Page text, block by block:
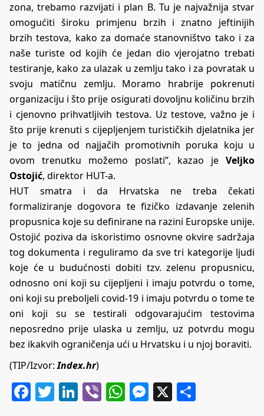
zona, trebamo razvijati i plan B. Tu je najvažnija stvar
omogućiti široku primjenu brzih i znatno jeftinijih
brzih testova, kako za domaće stanovništvo tako i za
naše turiste od kojih će jedan dio vjerojatno trebati
testiranje, kako za ulazak u zemlju tako i za povratak u
svoju matičnu zemlju. Moramo hrabrije pokrenuti
organizaciju i što prije osigurati dovoljnu količinu brzih
i cjenovno prihvatljivih testova. Uz testove, važno je i
što prije krenuti s cijepljenjem turističkih djelatnika jer
je to jedna od najjačih promotivnih poruka koju u
ovom trenutku možemo poslati”, kazao je Veljko
Ostojić, direktor HUT-a.
HUT smatra i da Hrvatska ne treba čekati
formaliziranje dogovora te fizičko izdavanje zelenih
propusnica koje su definirane na razini Europske unije.
Ostojić poziva da iskoristimo osnovne okvire sadržaja
tog dokumenta i reguliramo da sve tri kategorije ljudi
koje će u budućnosti dobiti tzv. zelenu propusnicu,
odnosno oni koji su cijepljeni i imaju potvrdu o tome,
oni koji su preboljeli covid-19 i imaju potvrdu o tome te
oni koji su se testirali odgovarajućim testovima
neposredno prije ulaska u zemlju, uz potvrdu mogu
bez ikakvih ograničenja ući u Hrvatsku i u njoj boraviti.
(TIP/Izvor:Index.hr)
Facebook
Twitter
LinkedIn
ViberWhatsApp
Messenger
X